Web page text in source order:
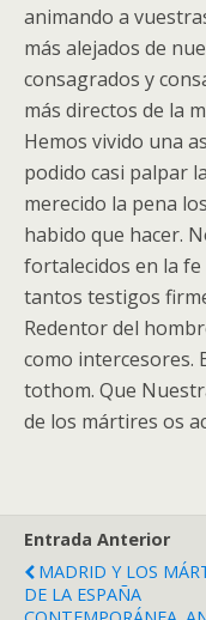
animando a
más alejados de
consagrados y
más directos de la
Hemos vivido una
podido casi palpar
merecido la pena
habido que hacer.
fortalecidos en la
tantos testigos
Redentor del
como intercesores.
tothom. Que
de los mártires os
Entrada Anterior
MADRID Y LOS
DE LA ESPAÑA